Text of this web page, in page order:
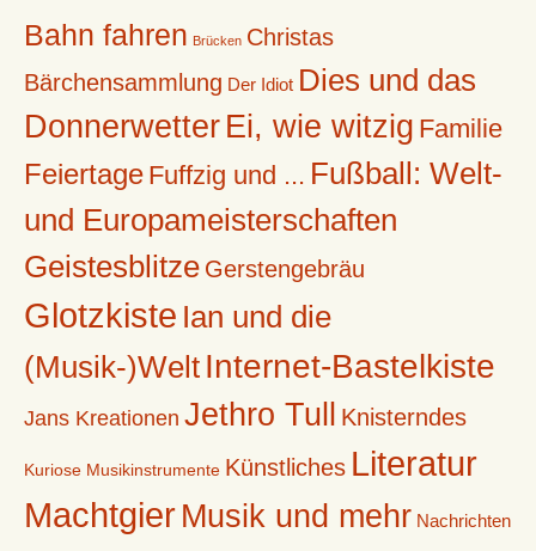
Bahn fahren Brücken Christas
Bärchensammlung Der Idiot Dies und das
Donnerwetter Ei, wie witzig Familie
Feiertage Fuffzig und ... Fußball: Welt-
und Europameisterschaften
Geistesblitze Gerstengebräu
Glotzkiste Ian und die
(Musik-)Welt Internet-Bastelkiste
Jans Kreationen Jethro Tull Knisterndes
Kuriose Musikinstrumente Künstliches Literatur
MachtgierMusik und mehr Nachrichten